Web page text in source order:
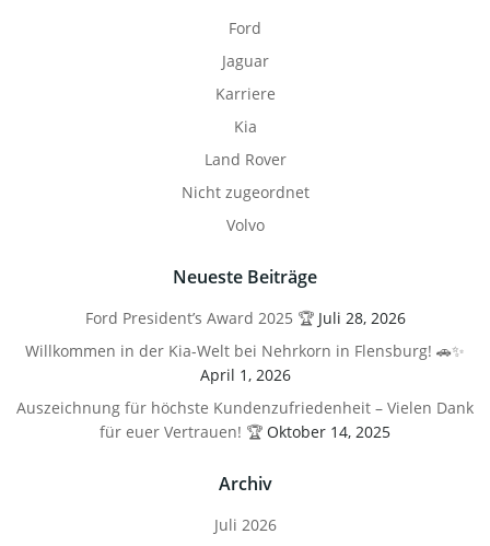
Ford
Jaguar
Karriere
Kia
Land Rover
Nicht zugeordnet
Volvo
Neueste Beiträge
Ford President’s Award 2025 🏆 Juli 28, 2026
Willkommen in der Kia-Welt bei Nehrkorn in Flensburg! 🚗✨
April 1, 2026
Auszeichnung für höchste Kundenzufriedenheit – Vielen Dank
für euer Vertrauen! 🏆 Oktober 14, 2025
Archiv
Juli 2026